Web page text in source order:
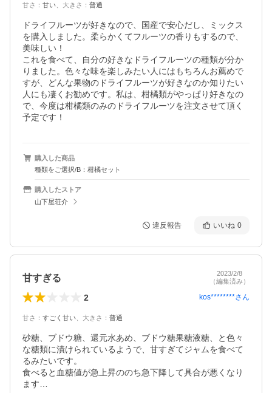
甘さ ： 甘い 大きさ ： 普通
ドライフルーツが好きなので、国産で安心だし、ミックス
を購入しました。柔らかくてフルーツの香りもするので、
美味しい！
これを食べて、自分の好きなドライフルーツの種類が分か
りました。色々な味を楽しみたい人にはもちろんお薦めで
すが、どんな果物のドライフルーツが好きなのか知りたい
人にも凄くお勧めです。私は、柑橘類がやっぱり好きなの
で、今度は柑橘類のみのドライフルーツを注文させて頂く
予定です！
購入した商品
種類をご選択/B：柑橘セット
購入したストア
山下屋荘介
違反報告 いいね 0
甘すぎる
2023/2/8
（編集済み）
2 kos********さん
甘さ ： すごく甘い 大きさ ： 普通
砂糖、ブドウ糖、還元水あめ、ブドウ糖果糖液糖、と色々
な糖類に漬けられているようで、甘すぎてジャムを食べて
るみたいです。
食べると血糖値が急上昇ののち急下降して具合が悪くなり
ます…